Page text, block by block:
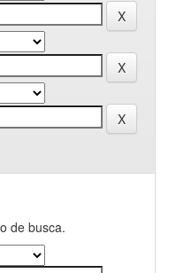
de busca.